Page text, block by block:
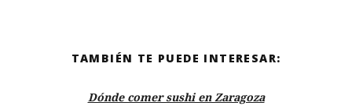
TAMBIÉN TE PUEDE INTERESAR:
Dónde comer sushi en Zaragoza